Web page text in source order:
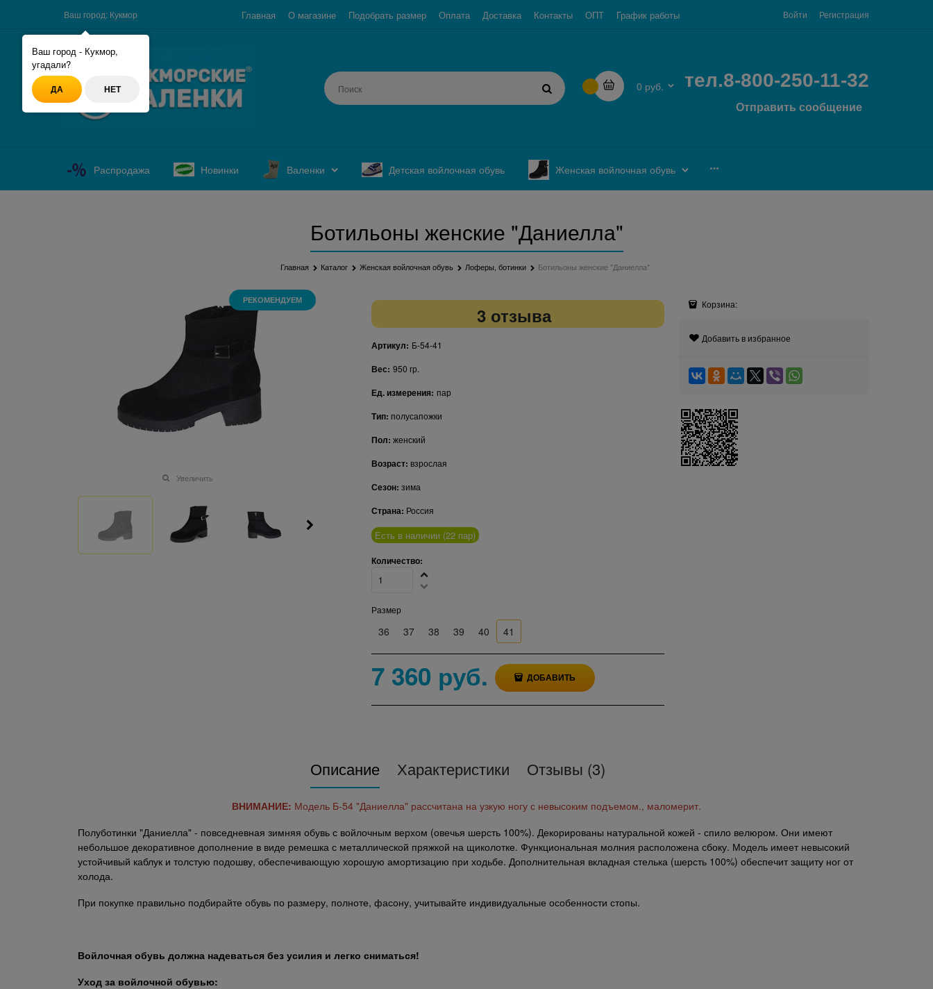
Ваш город - Кукмор,
угадали?
ДА НЕТ
Ваш город: Кукмор Главная О магазине Подобрать размер Оплата Доставка Контакты ОПТ График работы Войти Регистрация
0 руб. тел.8-800-250-11-32
Отправить сообщение
Распродажа Новинки Валенки Детская войлочная обувь Женская войлочная обувь
Ботильоны женские "Даниелла"
Главная Каталог Женская войлочная обувь Лоферы, ботинки Ботильоны женские "Даниелла"
РЕКОМЕНДУЕМ
Увеличить
3 отзыва
Артикул: Б-54-41
Вес: 950 гр.
Ед. измерения: пар
Тип: полусапожки
Пол: женский
Возраст: взрослая
Сезон: зима
Страна: Россия
Есть в наличии (22пар)
Количество:
Размер
36 37 38 39 40 41
7 360 руб. ДОБАВИТЬ
Корзина:
Добавить в избранное
Описание Характеристики Отзывы (3)
ВНИМАНИЕ: Модель Б-54 "Даниелла" рассчитана на узкую ногу с невысоким подъемом., маломерит.
Полуботинки "Даниелла" - повседневная зимняя обувь с войлочным верхом (овечья шерсть 100%). Декорированы натуральной кожей - спило велюром. Они имеют
небольшое декоративное дополнение в виде ремешка с металлической пряжкой на щиколотке. Функциональная молния расположена сбоку. Модель имеет невысокий
устойчивый каблук и толстую подошву, обеспечивающую хорошую амортизацию при ходьбе. Дополнительная вкладная стелька (шерсть 100%) обеспечит защиту ног от
холода.
При покупке правильно подбирайте обувь по размеру, полноте, фасону, учитывайте индивидуальные особенности стопы.
Войлочная обувь должна надеваться без усилия и легко сниматься!
Уход за войлочной обувью: